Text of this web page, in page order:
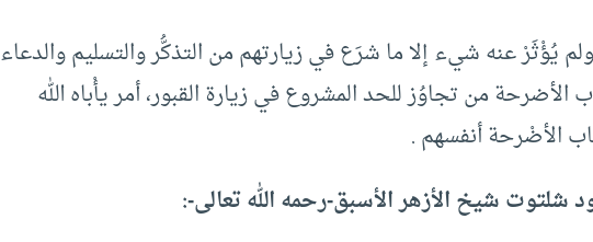
ولم يُؤْثَرْ عنه شيء إلا ما شرَع في زيارتهم من التذكُّر والتسليم والدعاء
الأضرحة من تجاوُز للحد المشروع في زيارة القبور، أمر يأْباه الله
الأضْرحة أنفسهم .
شيخ الأزهر الأسبق-رحمه الله تعالى-: